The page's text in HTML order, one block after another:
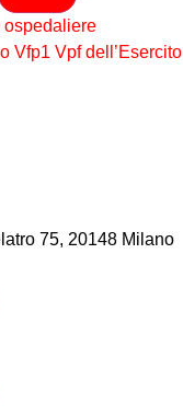
ospedaliere
Vfp1 Vpf dell’Esercito
75, 20148 Milano